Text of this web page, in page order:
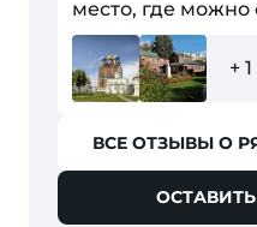
место, где можно
погреться на
Место мы
ориентир был на+ 1
ВСЕ ОТЗЫВЫ О